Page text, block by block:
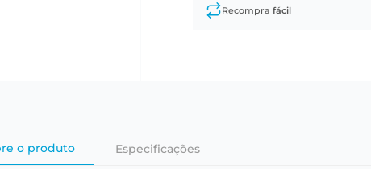
Recompra fácil
o produto Especificações